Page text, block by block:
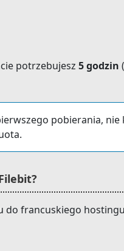
potrzebujesz 5 godzin
pobierania,
do francuskiego